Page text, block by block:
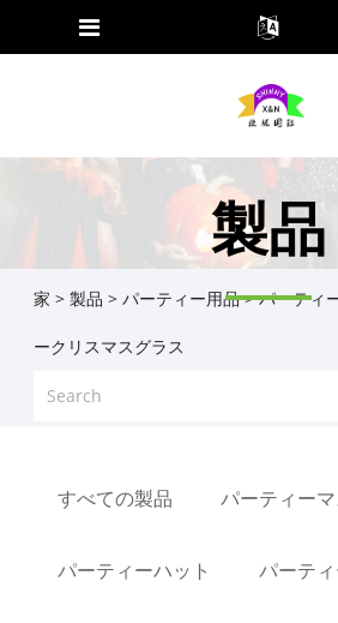
製品
家 > 製品 > パーティー用品>パーティ
ークリスマスグラス
すべての製品 パーティーマ
パーティーハット パーテ